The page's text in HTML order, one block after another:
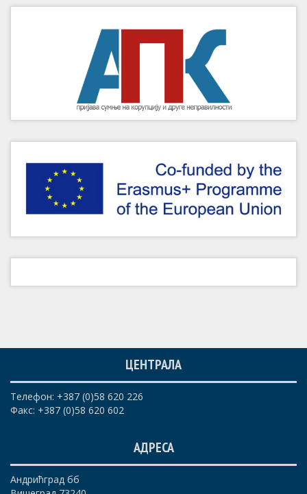
ЦЕНТРАЛА
Телефон: +387 (0)58 620 226
Факс: +387 (0)58 620 602
АДРЕСА
Андрићград бб